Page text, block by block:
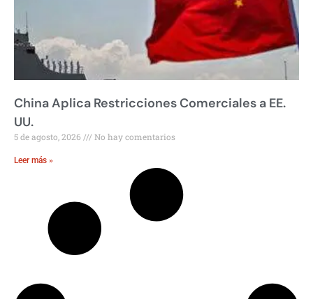
China Aplica Restricciones Comerciales a EE.
UU.
5 de agosto, 2026 No hay comentarios
Leer más »